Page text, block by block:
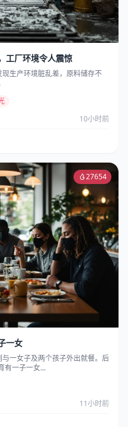
工厂环境令人震惊
生产环境脏乱差，原料储存不
10小时前
27654
一女
一女子及两个孩子外出就餐。后
有一子一女...
11小时前